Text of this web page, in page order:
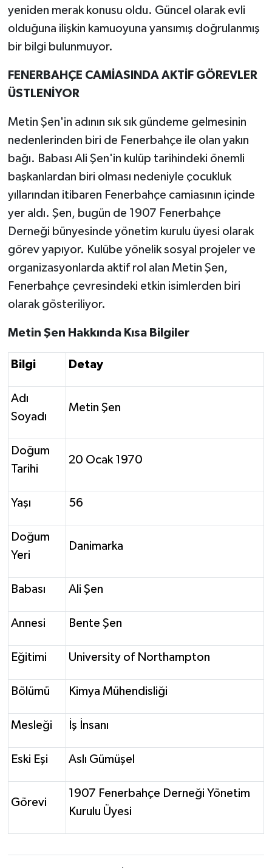
yeniden merak konusu oldu. Güncel olarak evli
olduğuna ilişkin kamuoyuna yansımış doğrulanmış
bir bilgi bulunmuyor.
FENERBAHÇE CAMİASINDA AKTİF GÖREVLER
ÜSTLENİYOR
Metin Şen'in adının sık sık gündeme gelmesinin
nedenlerinden biri de Fenerbahçe ile olan yakın
bağı. Babası Ali Şen'in kulüp tarihindeki önemli
başkanlardan biri olması nedeniyle çocukluk
yıllarından itibaren Fenerbahçe camiasının içinde
yer aldı. Şen, bugün de 1907 Fenerbahçe
Derneği bünyesinde yönetim kurulu üyesi olarak
görev yapıyor. Kulübe yönelik sosyal projeler ve
organizasyonlarda aktif rol alan Metin Şen,
Fenerbahçe çevresindeki etkin isimlerden biri
olarak gösteriliyor.
Metin Şen Hakkında Kısa Bilgiler
Bilgi Detay
Adı
Soyadı
Metin Şen
Doğum
Tarihi
20 Ocak 1970
Yaşı 56
Doğum
Yeri
Danimarka
Babası Ali Şen
Annesi Bente Şen
Eğitimi University of Northampton
Bölümü Kimya Mühendisliği
Mesleği İş İnsanı
Eski Eşi Aslı Gümüşel
Görevi
1907 Fenerbahçe Derneği Yönetim
Kurulu Üyesi